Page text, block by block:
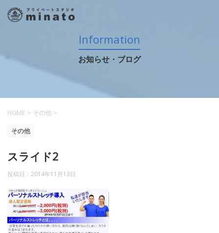
Information
お知らせ・ブログ
HOME > その他 >
その他
スライド2
投稿日： 2014年11月13日